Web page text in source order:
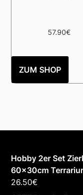
57.90€
ZUM SHOP
Hobby 2er Set
60x30cm
26.50€